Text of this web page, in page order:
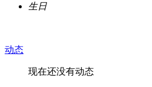
生日
动态
现在还没有动态